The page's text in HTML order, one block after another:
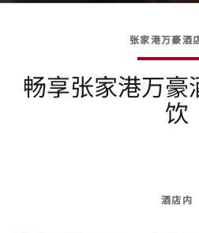
张家港万豪酒
畅享张家港万豪
饮
酒店内